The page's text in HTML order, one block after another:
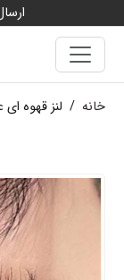
خانه / لنز قهوه